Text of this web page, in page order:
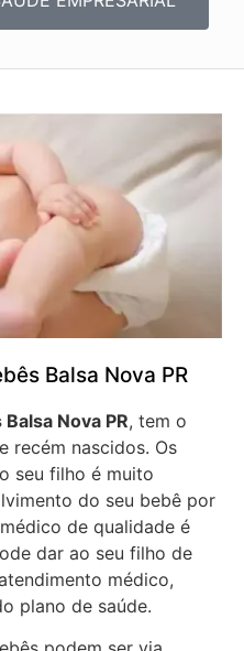
Balsa Nova PR
Nova PR, tem o
recém nascidos. Os
seu filho é muito
do seu bebê por
de qualidade é
dar ao seu filho de
médico,
plano de saúde.